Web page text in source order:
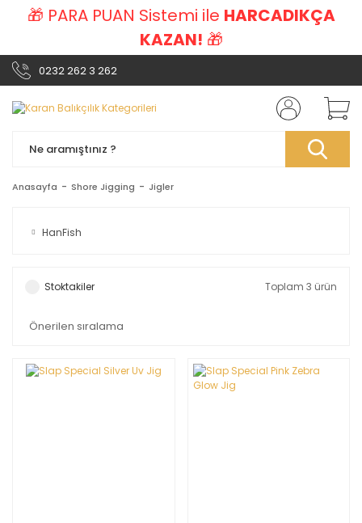
🎁 PARA PUAN Sistemi ile HARCADIKÇA
KAZAN! 🎁
0232 262 3 262
Anasayfa Shore Jigging Jigler
HanFish
Stoktakiler Toplam 3 ürün